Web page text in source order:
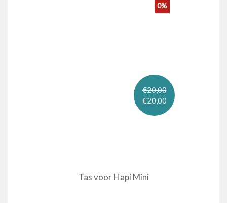
€20,00
€20,00
0%
Tas voor Hapi Mini